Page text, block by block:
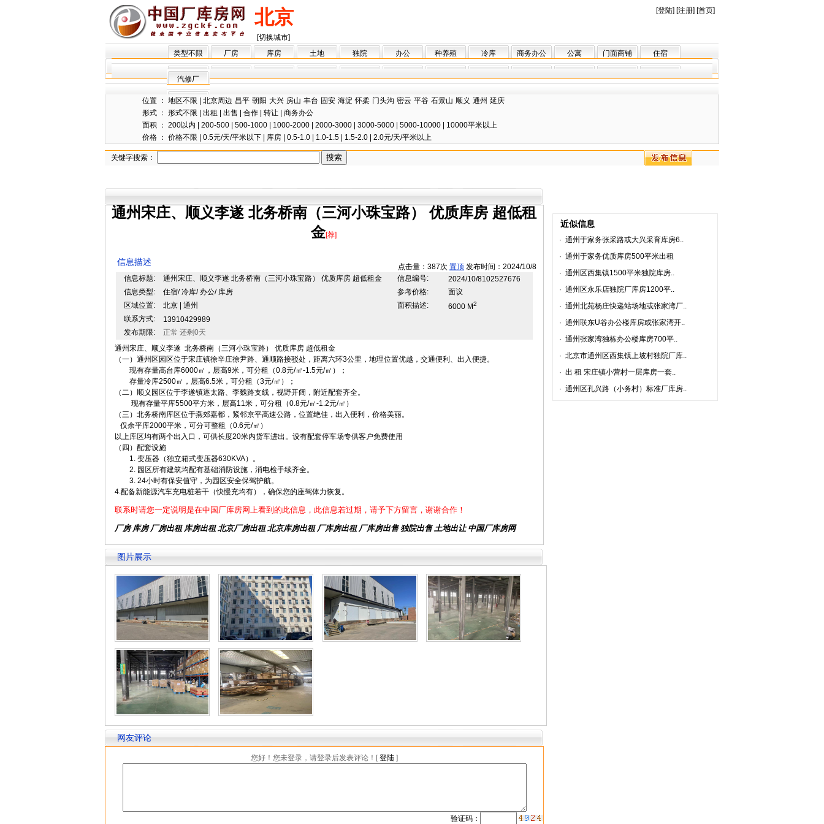
北京
[切换城市]
[登陆] [注册] [首页]
类型不限 厂房 库房 土地 独院 办公 种养殖 冷库 商务办公 公寓 门面商铺 住宿
汽修厂
位置 ： 地区不限 北京周边 昌平 朝阳 大兴 房山 丰台 固安 海淀 怀柔 门头沟 密云 平谷 石景山 顺义 通州 延庆
形式 ： 形式不限 出租 出售 合作 转让
商务办公
面积 ： 200以内 200-500 500-1000 1000-2000 2000-3000 3000-5000 5000-10000
10000平米以上
价格 ： 价格不限 0.5元/天/平米以下 库房 0.5-1.0 1.0-1.5 1.5-2.0 2.0元/天/平米以上
关键字搜索：
通州宋庄、顺义李遂 北务桥南（三河小珠宝路） 优质库房 超低租
金[荐]
点击量：387次 置顶 发布时间：2024/10/8
信息描述
信息标题: 通州宋庄、顺义李遂 北务桥南（三河小珠宝路） 优质库房 超低租金 信息编号:
2024/10/8102527676
信息类型:
住宿/ 冷库/ 办公/ 库房 参考价格:
面议
区域位置:
北京 | 通州 面积描述: 6000 M2
联系方式:
13910429989
发布期限:
正常 还剩0天
通州宋庄、顺义李遂 北务桥南（三河小珠宝路） 优质库房 超低租金
（一）通州区园区位于宋庄镇徐辛庄徐尹路、通顺路接驳处，距离六环3公里，地理位置优越，交通便利、出入便捷。
现有存量高台库6000㎡，层高9米，可分租（0.8元/㎡-1.5元/㎡）；
存量冷库2500㎡，层高6.5米，可分租（3元/㎡）；
（二）顺义园区位于李遂镇逐太路、李魏路支线，视野开阔，附近配套齐全。
现有存量平库5500平方米，层高11米，可分租（0.8元/㎡-1.2元/㎡）
（三）北务桥南库区位于燕郊嘉都，紧邻京平高速公路，位置绝佳，出入便利，价格美丽。
仅余平库2000平米，可分可整租（0.6元/㎡）
以上库区均有两个出入口，可供长度20米内货车进出。设有配套停车场专供客户免费使用
（四）配套设施
1. 变压器（独立箱式变压器630KVA）。
2. 园区所有建筑均配有基础消防设施，消电检手续齐全。
3. 24小时有保安值守，为园区安全保驾护航。
4.配备新能源汽车充电桩若干（快慢充均有），确保您的座驾体力恢复。
联系时请您一定说明是在中国厂库房网上看到的此信息，此信息若过期，请予下方留言，谢谢合作！
厂房 库房 厂房出租 库房出租 北京厂房出租 北京库房出租 厂库房出租 厂库房出售 独院出售 土地出让 中国厂库房网
图片展示
网友评论
您好！您未登录，请登录后发表评论！[登陆 ]
验证码：
近似信息
· 通州于家务张采路或大兴采育库房6..
· 通州于家务优质库房500平米出租
· 通州区西集镇1500平米独院库房..
· 通州区永乐店独院厂库房1200平..
· 通州北苑杨庄快递站场地或张家湾厂..
· 通州联东U谷办公楼库房或张家湾开..
· 通州张家湾独栋办公楼库房700平..
· 北京市通州区西集镇上坡村独院厂库..
· 出 租 宋庄镇小营村一层库房一套..
· 通州区孔兴路（小务村）标准厂库房..